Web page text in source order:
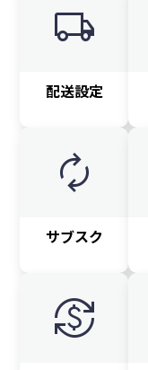
local_shipping
配送設定
autorenew
サブスク
currency_exchange